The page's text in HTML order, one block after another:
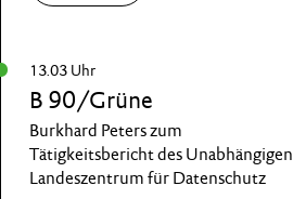
13.03 Uhr
B 90/Grüne
Burkhard Peters zum
Tätigkeitsbericht des Unabhängigen
Landeszentrum für Datenschutz